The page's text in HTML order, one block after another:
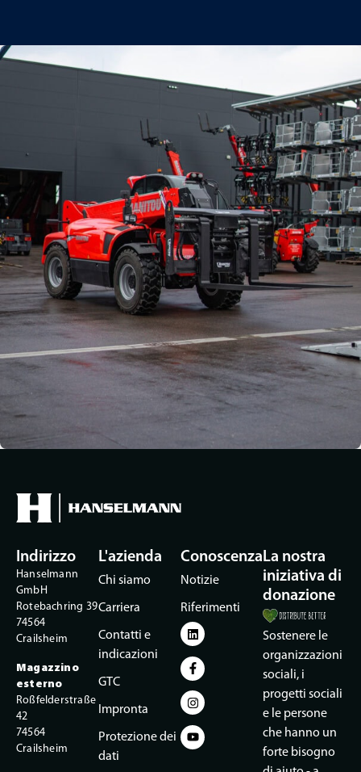
Indirizzo
Hanselmann
GmbH
Rotebachring 39
74564
Crailsheim
Magazzino
esterno
Roßfelderstraße
42
74564
Crailsheim
L'azienda
Chi siamo
Carriera
Contatti e
indicazioni
GTC
Impronta
Protezione dei
dati
Conoscenza
Notizie
Riferimenti
La nostra
iniziativa di
donazione
Sostenere le
organizzazioni
sociali, i
progetti sociali
e le persone
che hanno un
forte bisogno